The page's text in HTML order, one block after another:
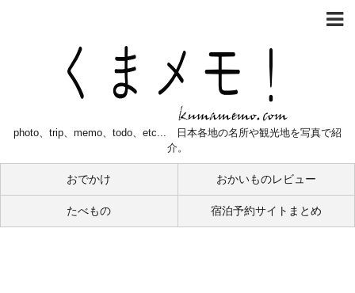
photo、trip、memo、todo、etc... 日本各地の名所や観光地を写真で紹
介。
おでかけ おかいものレビュー
たべもの 宿泊予約サイトまとめ